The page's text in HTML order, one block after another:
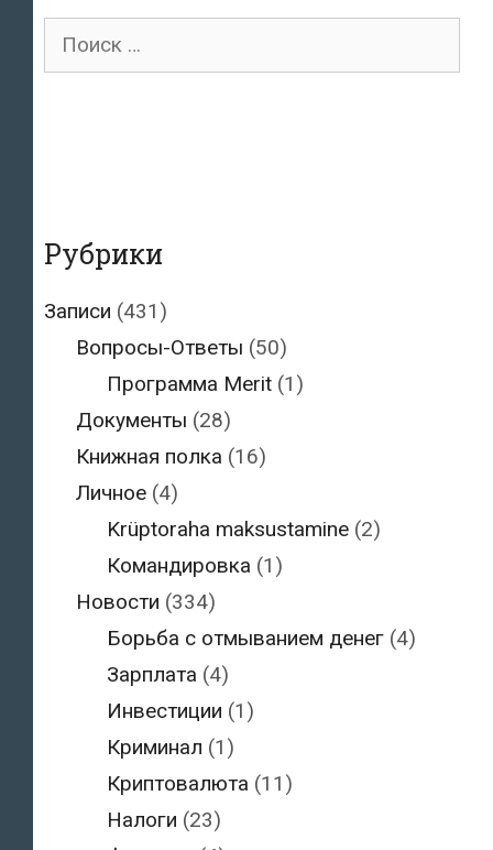
Поиск
Рубрики
Записи (431)
Вопросы-Ответы (50)
Программа Merit (1)
Документы (28)
Книжная полка (16)
Личное(4)
Krüptoraha maksustamine (2)
Командировка (1)
Новости (334)
Борьба с отмыванием денег (4)
Зарплата (4)
Инвестиции (1)
Криминал (1)
Криптовалюта (11)
Налоги (23)